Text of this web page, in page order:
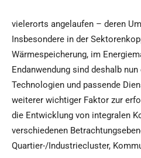
vielerorts angelaufen – deren
Insbesondere in der
Wärmespeicherung, im
Endanwendung sind deshalb
Technologien und passende
weiterer wichtiger Faktor zur
die Entwicklung von integralen
verschiedenen
Quartier-/Industriecluster,